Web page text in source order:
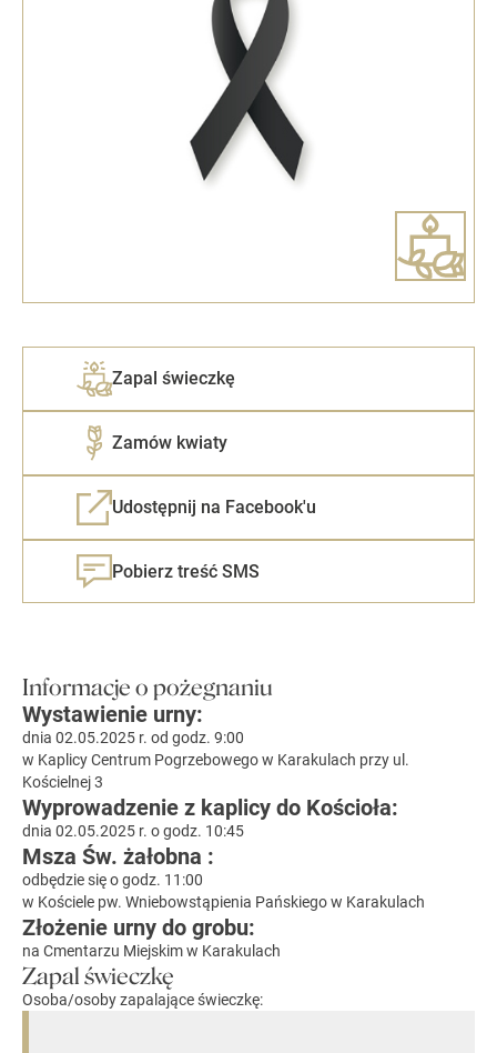
Zapal świeczkę
Zamów kwiaty
Udostępnij na Facebook'u
Pobierz treść SMS
Informacje o pożegnaniu
Wystawienie urny:
dnia 02.05.2025 r. od godz. 9:00
w Kaplicy Centrum Pogrzebowego w Karakulach przy ul.
Kościelnej 3
Wyprowadzenie z kaplicy do Kościoła:
dnia 02.05.2025 r. o godz. 10:45
Msza Św. żałobna :
odbędzie się o godz. 11:00
w Kościele pw. Wniebowstąpienia Pańskiego w Karakulach
Złożenie urny do grobu:
na Cmentarzu Miejskim w Karakulach
Zapal świeczkę
Osoba/osoby zapalające świeczkę: